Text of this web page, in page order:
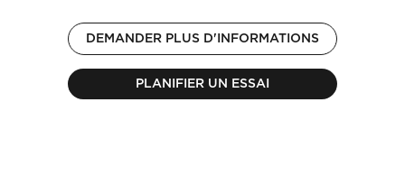
DEMANDER PLUS D'INFORMATIONS
PLANIFIER UN ESSAI